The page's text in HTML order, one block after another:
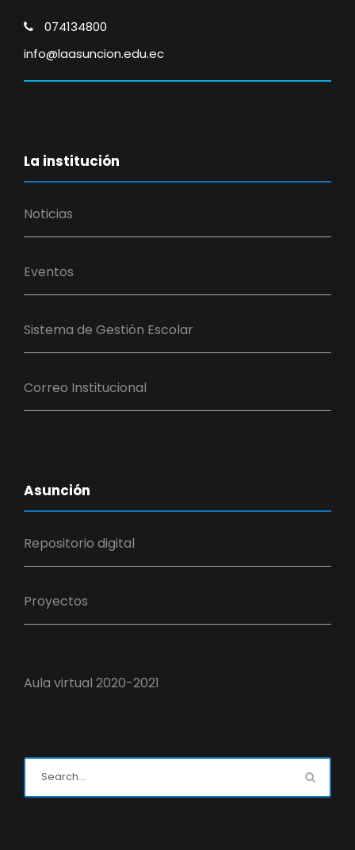
074134800
info@laasuncion.edu.ec
La institución
Noticias
Eventos
Sistema de Gestión Escolar
Correo Institucional
Asunción
Repositorio digital
Proyectos
Aula virtual 2020-2021